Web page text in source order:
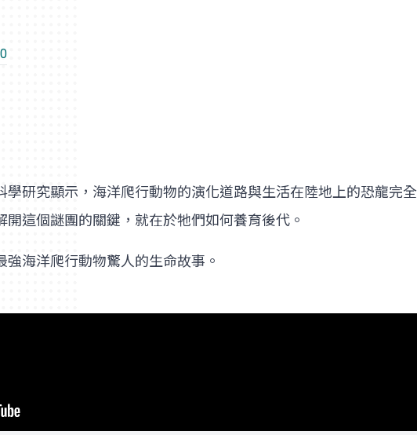
研究顯示，海洋爬行動物的演化道路與生活在陸地上的恐龍完
這個謎團的關鍵，就在於牠們如何養育後代。
海洋爬行動物驚人的生命故事。